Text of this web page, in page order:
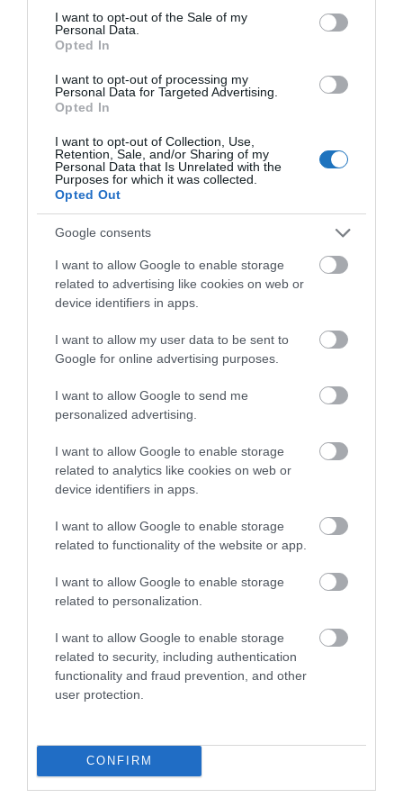
consent section.
I want to opt-out of the Sale of my
Personal Data.
Opted In
I want to opt-out of processing my
Personal Data for Targeted Advertising.
Opted In
I want to opt-out of Collection, Use,
Retention, Sale, and/or Sharing of my
Personal Data that Is Unrelated with the
Purposes for which it was collected.
Opted Out
Google consents
I want to allow Google to enable storage
related to advertising like cookies on web or
device identifiers in apps.
I want to allow my user data to be sent to
Google for online advertising purposes.
I want to allow Google to send me
personalized advertising.
I want to allow Google to enable storage
related to analytics like cookies on web or
device identifiers in apps.
I want to allow Google to enable storage
related to functionality of the website or app.
I want to allow Google to enable storage
related to personalization.
I want to allow Google to enable storage
related to security, including authentication
functionality and fraud prevention, and other
user protection.
CONFIRM
de csak a pénzt nyúlja le.
Egyetlen hivatalosindonéz
bevándorlási honlap
van a
vízumkérelmek benyújtására,
kizárólag ezt használjuk!
Bár Indonézia december 8-ra túllépte a 8,5 milliós
beutazó turista célszámot, és 2023-ban közel 10
millió külföldi turistát fogadott, ez a szám még
mindig elmarad a szomszédos országoktól, mint
Malajzia, Thaiföld és Vietnam, amelyek 26, 24, illetve
ambiciózus célként tűzte ki, hogy 2025-ig 40 millió
külföldi turistát szeretne vonzani. Az ország lépése a
olyan országok, mint Malajzia, Thaiföld és Szingapúr
szintén rugalmasabb vízumpolitikát vezetnek be, és
enyhítik a beutazási követelményeket.
Ha Indonéziába utaznál, akkor az
utazasszervezo.hu oldalán
csomagajánlatokat!